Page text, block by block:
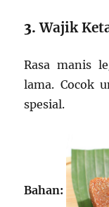
3.Wajik
Rasa manis
lama. Cocok
spesial.
Bahan: